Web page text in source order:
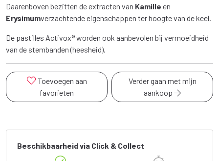
Daarenboven bezitten de extracten van Kamille en
Erysimumverzachtende eigenschappen ter hoogte van de keel.
De pastilles Activox® worden ook aanbevolen bij vermoeidheid
van de stembanden (heesheid).
Toevoegen aan
favorieten
Verder gaan met mijn
aankoop
Beschikbaarheid via Click & Collect